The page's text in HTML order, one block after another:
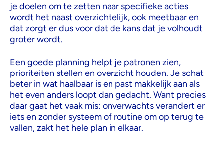
je doelen om te zetten naar specifieke acties
wordt het naast overzichtelijk, ook meetbaar en
dat zorgt er dus voor dat de kans dat je volhoudt
groter wordt.
Een goede planning helpt je patronen zien,
prioriteiten stellen en overzicht houden. Je schat
beter in wat haalbaar is en past makkelijk aan als
het even anders loopt dan gedacht. Want precies
daar gaat het vaak mis: onverwachts verandert er
iets en zonder systeem of routine om op terug te
vallen, zakt het hele plan in elkaar.